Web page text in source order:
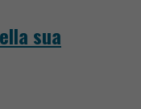
sua